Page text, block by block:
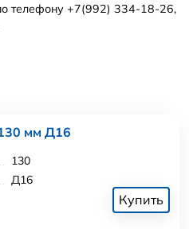
телефону +7(992) 334-18-26,
мм Д16
130
Д16
Купить